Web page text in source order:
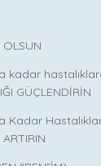
OLSUN
kadar
GÜÇLENDİRİN
Kadar